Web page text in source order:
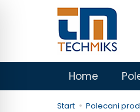
Home
Start Polecani